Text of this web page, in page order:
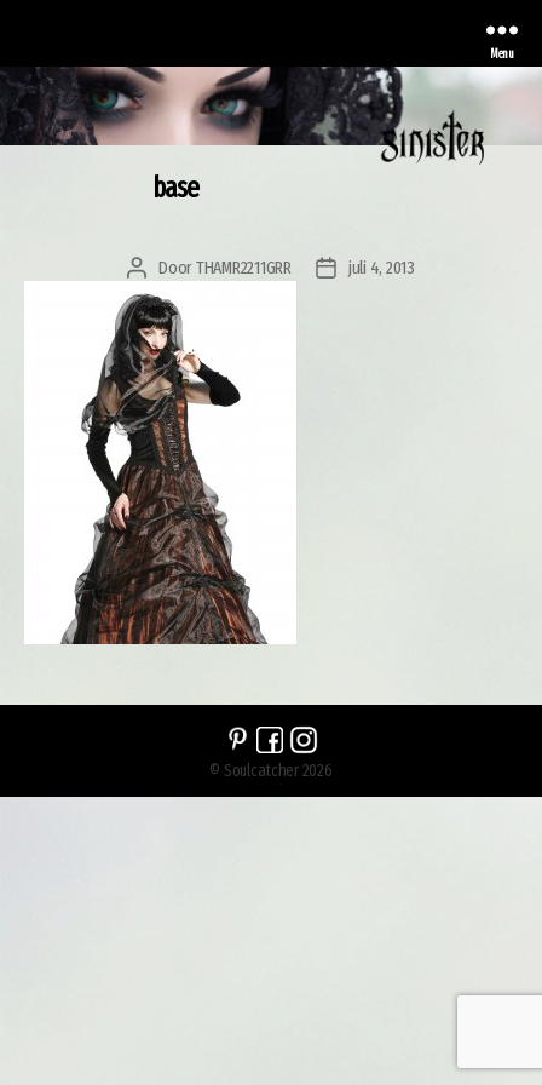
Menu
base
Berichtauteur
DoorTHAMR2211GRR Berichtdatum
juli 4, 2013
© Soulcatcher 2026